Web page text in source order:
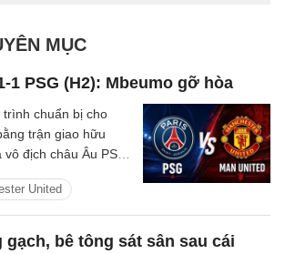
MỤC
1 PSG (H2): Mbeumo gỡ hòa
United
trình chuẩn bị cho
trận giao hữu
địch châu Âu PSG
gạch, bê tông sát sân sau cái